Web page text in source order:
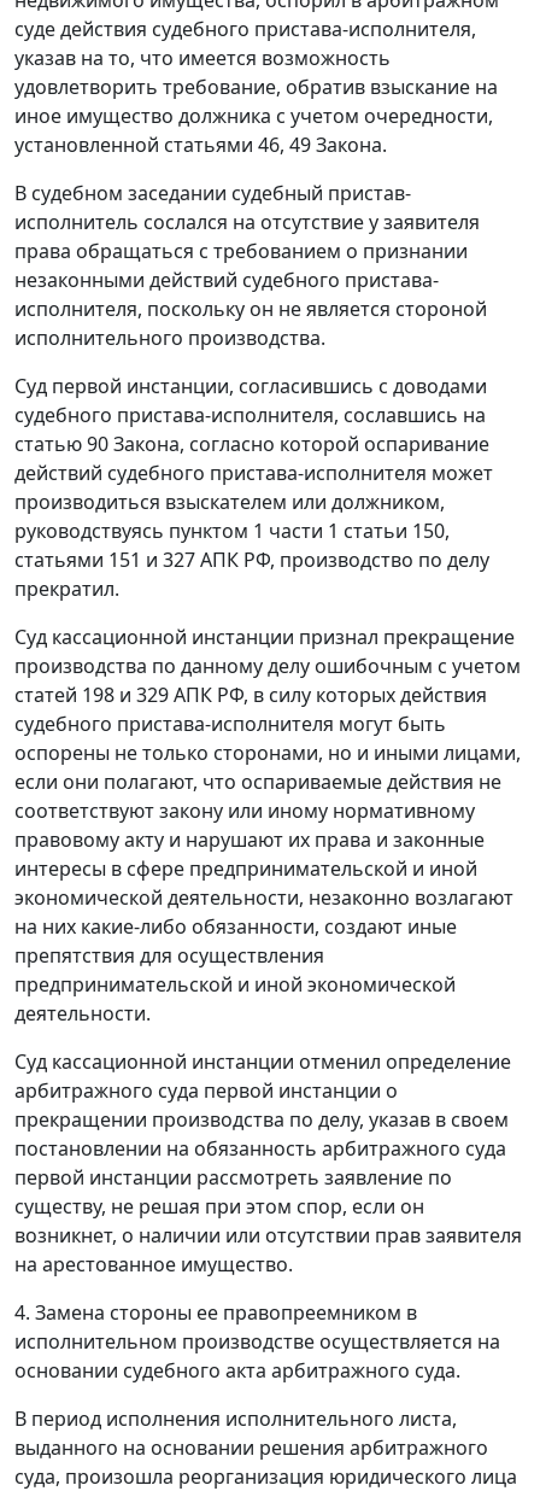
суде действия судебного пристава-исполнителя,
указав на то, что имеется возможность
удовлетворить требование, обратив взыскание на
иное имущество должника с учетом очередности,
установленной статьями 46, 49Закона.
В судебном заседании судебный пристав-
исполнитель сослался на отсутствие у заявителя
права обращаться с требованием о признании
незаконными действий судебного пристава-
исполнителя, поскольку он не является стороной
исполнительного производства.
Суд первой инстанции, согласившись с доводами
судебного пристава-исполнителя, сославшись на
статью 90Закона, согласно которой оспаривание
действий судебного пристава-исполнителя может
производиться взыскателем или должником,
руководствуясь пунктом 1 части 1 статьи 150,
статьями 151 и 327АПК РФ, производство по делу
прекратил.
Суд кассационной инстанции признал прекращение
производства по данному делу ошибочным с учетом
статей 198 и 329АПК РФ, в силу которых действия
судебного пристава-исполнителя могут быть
оспорены не только сторонами, но и иными лицами,
если они полагают, что оспариваемые действия не
соответствуют закону или иному нормативному
правовому акту и нарушают их права и законные
интересы в сфере предпринимательской и иной
экономической деятельности, незаконно возлагают
на них какие-либо обязанности, создают иные
препятствия для осуществления
предпринимательской и иной экономической
деятельности.
Суд кассационной инстанции отменил определение
арбитражного суда первой инстанции о
прекращении производства по делу, указав в своем
постановлении на обязанность арбитражного суда
первой инстанции рассмотреть заявление по
существу, не решая при этом спор, если он
возникнет, о наличии или отсутствии прав заявителя
на арестованное имущество.
4. Замена стороны ее правопреемником в
исполнительном производстве осуществляется на
основании судебного акта арбитражного суда.
В период исполнения исполнительного листа,
выданного на основании решения арбитражного
суда, произошла реорганизация юридического лица